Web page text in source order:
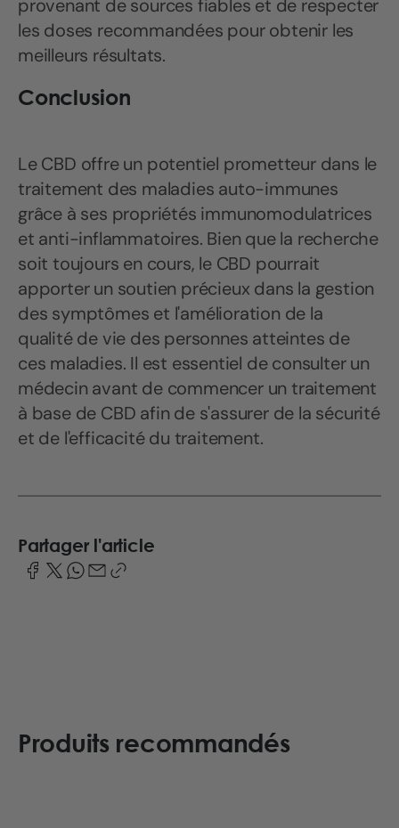
provenant de sources fiables et de respecter
les doses recommandées pour obtenir les
meilleurs résultats.
Conclusion
Le CBD offre un potentiel prometteur dans le
traitement des maladies auto-immunes
grâce à ses propriétés immunomodulatrices
et anti-inflammatoires. Bien que la recherche
soit toujours en cours, le CBD pourrait
apporter un soutien précieux dans la gestion
des symptômes et l'amélioration de la
qualité de vie des personnes atteintes de
ces maladies. Il est essentiel de consulter un
médecin avant de commencer un traitement
à base de CBD afin de s'assurer de la sécurité
et de l'efficacité du traitement.
Partager l'article
Produits recommandés